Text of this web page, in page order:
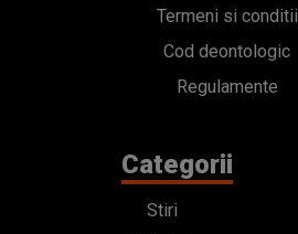
Termeni si conditii
Cod deontologic
Regulamente
Categorii
Stiri